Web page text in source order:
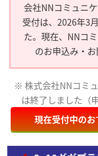
会社NNコミュニ
受付は、2026年3
た。現在、NNコ
のお申込み・お
※ 株式会社NNコミ
は終了しました（
現在受付中の